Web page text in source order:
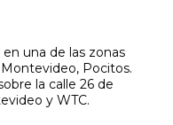
una de las zonas
Pocitos.
la calle 26 de
y WTC.